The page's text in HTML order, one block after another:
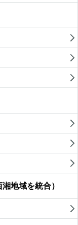
地域を統合）